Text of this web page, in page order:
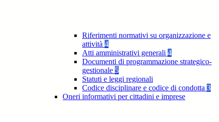
Riferimenti normativi su organizzazione e
attività 4
Atti amministrativi generali 4
Documenti di programmazione strategico-
gestionale 5
Statuti e leggi regionali
Codice disciplinare e codice di condotta 3
Oneri informativi per cittadini e imprese